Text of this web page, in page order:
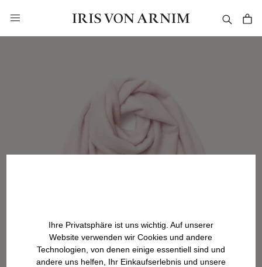
Ihre Privatsphäre ist uns wichtig. Auf unserer
Website verwenden wir Cookies und andere
Technologien, von denen einige essentiell sind und
andere uns helfen, Ihr Einkaufserlebnis und unsere